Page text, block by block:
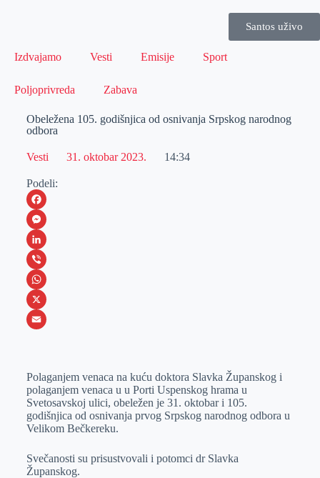
Santos uživo
Izdvajamo Vesti Emisije Sport
Poljoprivreda Zabava
Obeležena 105. godišnjica od osnivanja Srpskog narodnog
odbora
Vesti 31. oktobar 2023. 14:34
Podeli:
F
a
c
e
b
o
M
e
s
s
e
e
r
L
i
n
k
I
n
V
i
b
W
h
s
A
p
X
a
i
l
Polaganjem venaca na kuću doktora Slavka Županskog i
polaganjem venaca u u Porti Uspenskog hrama u
Svetosavskoj ulici, obeležen je 31. oktobar i 105.
godišnjica od osnivanja prvog Srpskog narodnog odbora u
Velikom Bečkereku.
Svečanosti su prisustvovali i potomci dr Slavka
Županskog.